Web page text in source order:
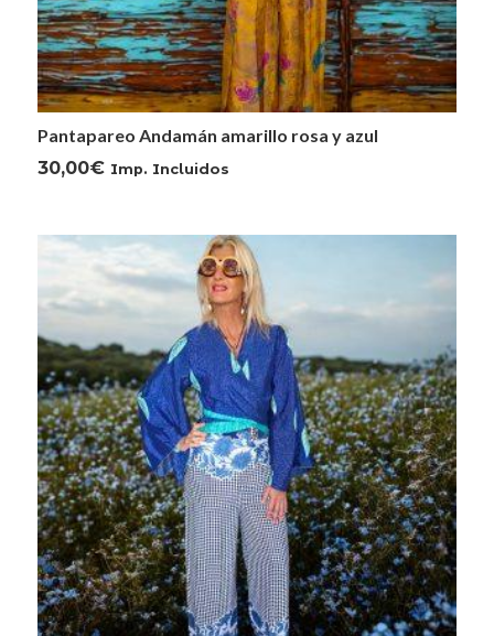
Pantapareo Andamán amarillo rosa y azul
30,00€ Imp. Incluidos